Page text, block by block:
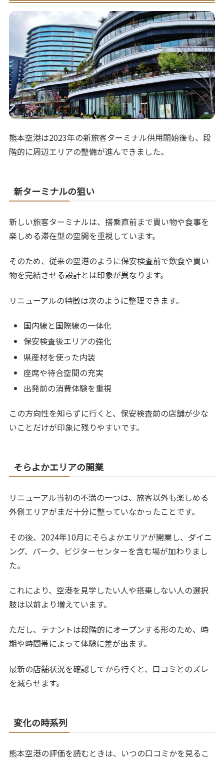
熊本空港は2023年の新旅客ターミナル供用開始後も、段
階的に周辺エリアの整備が進んできました。
新ターミナルの狙い
新しい旅客ターミナルは、搭乗直前まで買い物や食事を
楽しめる滞在型の空間を重視しています。
そのため、従来の空港のように保安検査前で飲食や買い
物を完結させる設計とは印象が異なります。
リニューアルの特徴は次のように整理できます。
国内線と国際線の一体化
保安検査後エリアの強化
県産材を使った内装
座席や待合空間の充実
出発前の消費体験を重視
この方向性を知らずに行くと、保安検査前の店舗が少な
いことだけが印象に残りやすいです。
そらよかエリアの開業
リニューアル当初の不満の一つは、旅客以外も楽しめる
外側エリアがまだ十分に整っていなかったことです。
その後、2024年10月にそらよかエリアが開業し、ダイニ
ング、パーク、ビジターセンターを含む場が加わりまし
た。
これにより、空港を見学したい人や搭乗しない人の選択
肢は以前より増えています。
ただし、テナントは段階的にオープンする形のため、時
期や時間帯によって体験に差が出ます。
最新の店舗状況を確認してから行くと、口コミとのズレ
を減らせます。
変化の時系列
熊本空港の評価を読むときは、いつの口コミかを見るこ